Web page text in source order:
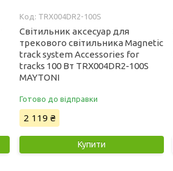
TRX004DR2-100S
Світильник аксесуар для
трекового світильника Magnetic
track system Accessories for
tracks 100 Вт TRX004DR2-100S
MAYTONI
Готово до відправки
2 119 ₴
Купити